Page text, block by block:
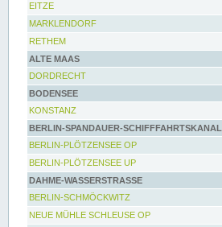
EITZE
MARKLENDORF
RETHEM
ALTE MAAS
DORDRECHT
BODENSEE
KONSTANZ
BERLIN-SPANDAUER-SCHIFFFAHRTSKANAL
BERLIN-PLÖTZENSEE OP
BERLIN-PLÖTZENSEE UP
DAHME-WASSERSTRASSE
BERLIN-SCHMÖCKWITZ
NEUE MÜHLE SCHLEUSE OP